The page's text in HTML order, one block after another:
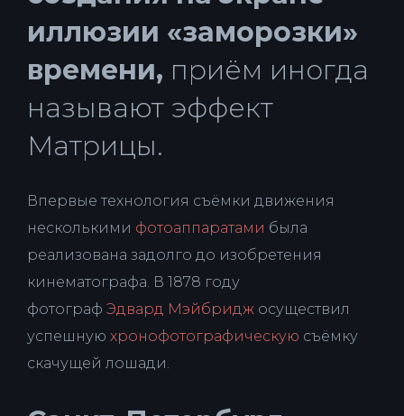
иллюзии «заморозки»
времени, приём иногда
называют эффект
Матрицы.
Впервые технология съёмки движения
несколькими фотоаппаратами была
реализована задолго до изобретения
кинематографа. В 1878 году
фотограф Эдвард Мэйбридж осуществил
успешную хронофотографическую съёмку
скачущей лошади.